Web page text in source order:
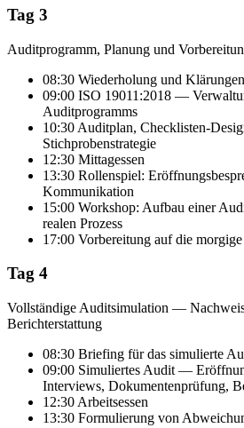
Tag 3
Auditprogramm, Planung und
08:30 Wiederholung und Klärungen
09:00 ISO 19011:2018 —
Auditprogramms
10:30 Auditplan, Checklisten-
Stichprobenstrategie
12:30 Mittagessen
13:30 Rollenspiel:
Kommunikation
15:00 Workshop: Aufbau einer
realen Prozess
17:00 Vorbereitung auf die
Tag 4
Vollständige Auditsimulation —
Berichterstattung
08:30 Briefing für das simulierte
09:00 Simuliertes Audit —
Interviews, Dokumentenprüfung,
12:30 Arbeitsessen
13:30 Formulierung von